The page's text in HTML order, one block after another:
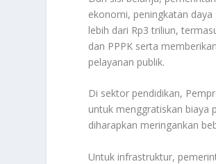
ekonomi, peningkatan
lebih dari Rp3 triliun,
dan PPPK serta
pelayanan publik.
Di sektor pendidikan,
untuk menggratiskan biaya
diharapkan meringankan
Untuk infrastruktur,